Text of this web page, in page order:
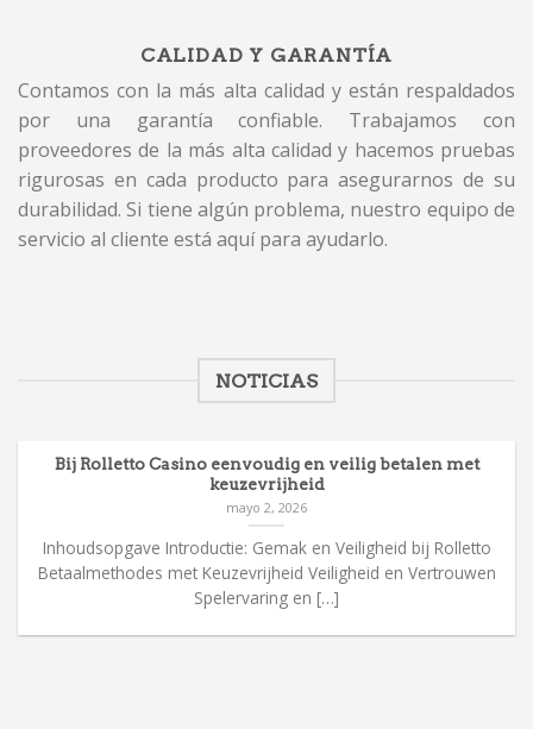
CALIDAD Y GARANTÍA
Contamos con la más alta calidad y están respaldados
por una garantía confiable. Trabajamos con
proveedores de la más alta calidad y hacemos pruebas
rigurosas en cada producto para asegurarnos de su
durabilidad. Si tiene algún problema, nuestro equipo de
servicio al cliente está aquí para ayudarlo.
NOTICIAS
Bij Rolletto Casino eenvoudig en veilig betalen met
keuzevrijheid
mayo 2, 2026
Inhoudsopgave Introductie: Gemak en Veiligheid bij Rolletto
Betaalmethodes met Keuzevrijheid Veiligheid en Vertrouwen
Spelervaring en […]